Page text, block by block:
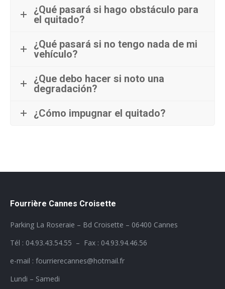
¿Qué pasará si hago obstáculo para
el quitado?
¿Qué pasará si no tengo nada de mi
vehículo?
¿Que debo hacer si noto una
degradación?
¿Cómo impugnar el quitado?
Fourrière Cannes Croisette
Parking La Roseraie – Bd Croisette – 06400 Cannes
Tél : 04.93.43.54.55 – Fax : 04.93.94.46.56
e-mail : fourrierecannes@hotmail.fr
Lundi – Samedi